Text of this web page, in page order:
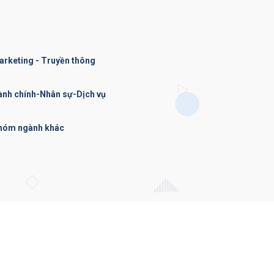
- Truyền thông
chính-Nhân sự-Dịch vụ
ngành khác